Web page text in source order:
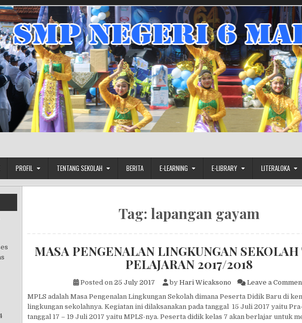
PROFIL TENTANG SEKOLAH BERITA E-LEARNING E-LIBRARY LITERALOKA
Tag: lapangan gayam
MASA PENGENALAN LINGKUNGAN
PELAJARAN 2017/2018
Posted on 25 July 2017 by Hari Wicaksono Leave a
MPLS adalah Masa Pengenalan Lingkungan Sekolah dimana Peserta Didik Baru di
lingkungan sekolahnya. Kegiatan ini dilaksanakan pada tanggal 15 Juli 2017 yaitu
tanggal 17 – 19 Juli 2017 yaitu MPLS-nya. Peserta didik kelas 7 akan berlajar untuk